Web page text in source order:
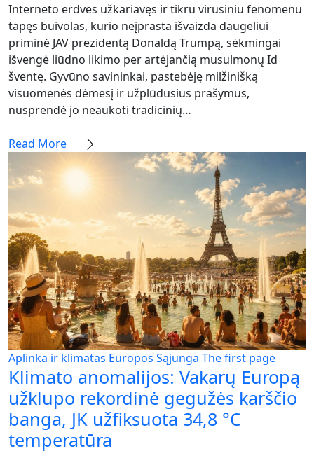
Interneto erdves užkariavęs ir tikru virusiniu fenomenu
tapęs buivolas, kurio neįprasta išvaizda daugeliui
priminė JAV prezidentą Donaldą Trumpą, sėkmingai
išvengė liūdno likimo per artėjančią musulmonų Id
šventę. Gyvūno savininkai, pastebėję milžinišką
visuomenės dėmesį ir užplūdusius prašymus,
nusprendė jo neaukoti tradicinių…
Read More
Aplinka ir klimatas Europos Sąjunga The first page
Klimato anomalijos: Vakarų Europą
užklupo rekordinė gegužės karščio
banga, JK užfiksuota 34,8 °C
temperatūra